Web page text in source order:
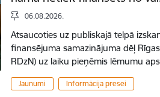
06.08.2026.
Atsaucoties uz publiskajā telpā
finansējuma samazinājuma dēļ
RDzN) uz laiku pieņēmis lēmumu
Jaunumi Informācija presei